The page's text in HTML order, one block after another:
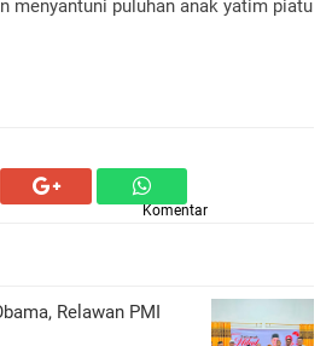
menyantuni puluhan anak yatim piatu
Komentar
Relawan PMI